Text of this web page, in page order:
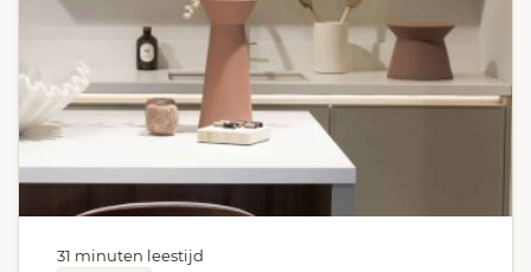
31 minuten leestijd